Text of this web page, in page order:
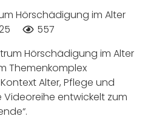
Hörschädigung im Alter
557
Hörschädigung im Alter
Themenkomplex
Alter, Pflege und
Videoreihe entwickelt zum